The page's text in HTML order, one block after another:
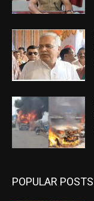
POPULAR POSTS